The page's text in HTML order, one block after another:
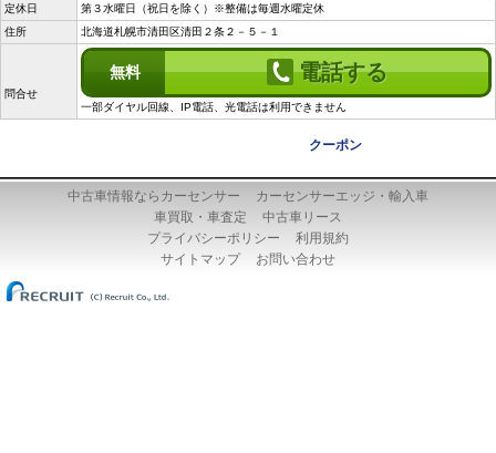
定休日
第３水曜日（祝日を除く）※整備は毎週水曜定休
住所
北海道札幌市清田区清田２条２－５－１
問合せ
無料 電話する
一部ダイヤル回線、IP電話、光電話は利用できません
クーポン
中古車情報ならカーセンサー
カーセンサーエッジ・輸入車
車買取・車査定
中古車リース
プライバシーポリシー
利用規約
サイトマップ
お問い合わせ